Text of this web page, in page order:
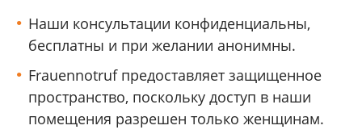
Наши консультации конфиденциальны,
бесплатны и при желании анонимны.
Frauennotruf предоставляет защищенное
пространство, поскольку доступ в наши
помещения разрешен только женщинам.